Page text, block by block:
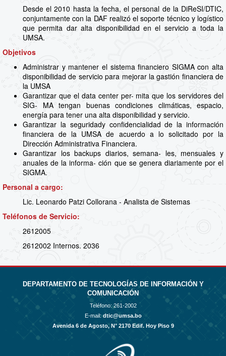
Desde el 2010 hasta la fecha, el personal de la DiReSI/DTIC,
conjuntamente con la DAF realizó el soporte técnico y logístico
que permita dar alta disponibilidad en el servicio a toda la
UMSA.
Objetivos
Administrar y mantener el sistema financiero SIGMA con alta
disponibilidad de servicio para mejorar la gastión financiera de
la UMSA
Garantizar que el data center per- mita que los servidores del
SIG- MA tengan buenas condiciones climáticas, espacio,
energía para tener una alta disponibilidad y servicio.
Garantizar la seguridady confidencialidad de la información
financiera de la UMSA de acuerdo a lo solicitado por la
Dirección Administrativa Financiera.
Garantizar los backups diarios, semana- les, mensuales y
anuales de la informa- ción que se genera diariamente por el
SIGMA.
Personal a cargo:
Lic. Leonardo Patzi Collorana - Analista de Sistemas
Teléfonos de Servicio:
2612005
2612002 Internos. 2036
DEPARTAMENTO DE TECNOLOGÍAS DE INFORMACIÓN Y
COMUNICACIÓN
Teléfono: 261-2002
E-mail: dtic@umsa.bo
Avenida 6 de Agosto, N° 2170 Edif. Hoy Piso 9